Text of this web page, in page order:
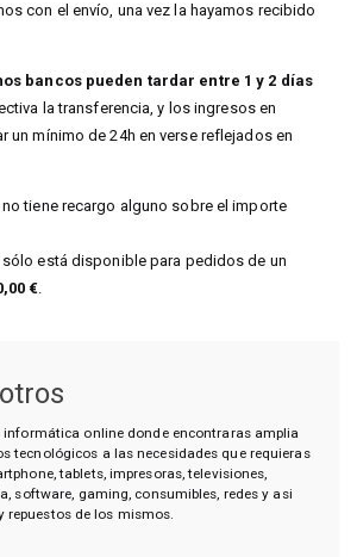
con el envío, una vez la hayamos recibido
bancos pueden tardar entre 1 y 2 días
la transferencia, y los ingresos en
un mínimo de 24h en verse reflejados en
tiene recargo alguno sobre el importe
está disponible para pedidos de un
€
informática online donde encontraras amplia
tecnológicos a las necesidades que requieras
tablets, impresoras, televisiones,
software, gaming, consumibles, redes y asi
repuestos de los mismos.